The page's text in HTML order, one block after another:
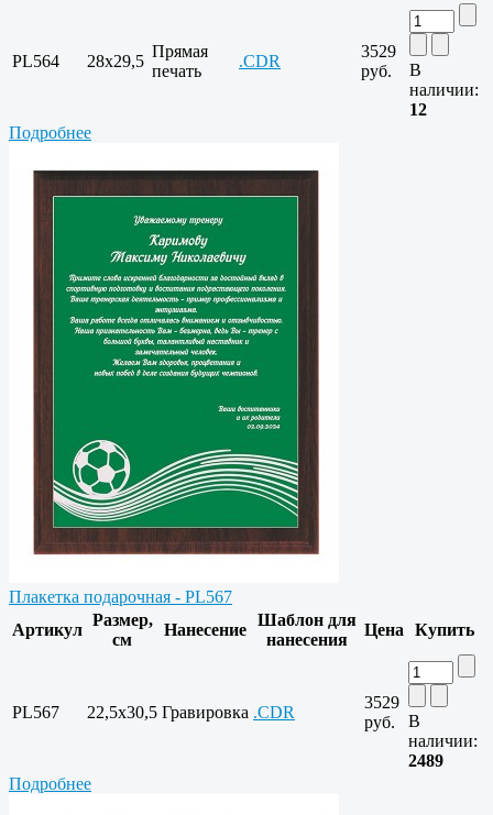
PL564 28x29,5
Прямая
печать
.CDR
3529
руб.
В
наличии:
12
Подробнее
Плакетка подарочная - PL567
Артикул
Размер,
см
Нанесение
Шаблон для
нанесения
Цена Купить
PL567 22,5x30,5 Гравировка .CDR
3529
руб.
В
наличии:
2489
Подробнее